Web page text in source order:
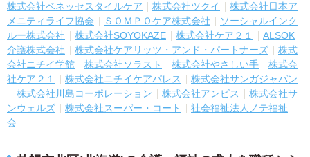
株式会社ベネッセスタイルケア 株式会社ツクイ
株式会社日本ア
メニティライフ協会
ＳＯＭＰＯケア株式会社
ソーシャルインク
ルー株式会社
株式会社SOYOKAZE 株式会社ケア２１
ALSOK
介護株式会社
株式会社ケアリッツ・アンド・パートナーズ
株式
会社ニチイ学館
株式会社ソラスト 株式会社やさしい手
株式会
社ケア２１
株式会社ニチイケアパレス
株式会社サンガジャパン
株式会社川島コーポレーション
株式会社アンビス
株式会社サ
ンウェルズ
株式会社スーパー・コート
社会福祉法人ノテ福祉
会